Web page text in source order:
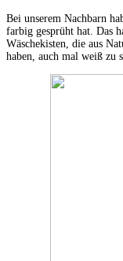
Bei unserem Nachbarn
farbig gesprüht hat. Das
Wäschekisten, die aus
haben, auch mal weiß zu